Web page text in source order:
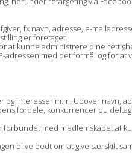
fx navn, adresse, e-
er foretaget.
at kunne administrere dine
med det formål og for
interesser m.m. Udover navn,
fordele, konkurrencer du
med medlemskabet af
blive bedt om at give særskilt